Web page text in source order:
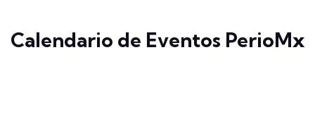
Calendario de Eventos PerioMx